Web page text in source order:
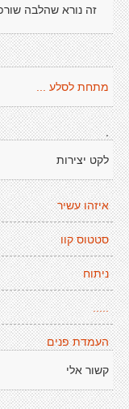
זה נורא שהלבה
מתחת לסלע ...
.
לקט יצירות
איזהו עשיר
סטטוס קוו
ניתוח
.....
העמדת פנים
קשור אלי